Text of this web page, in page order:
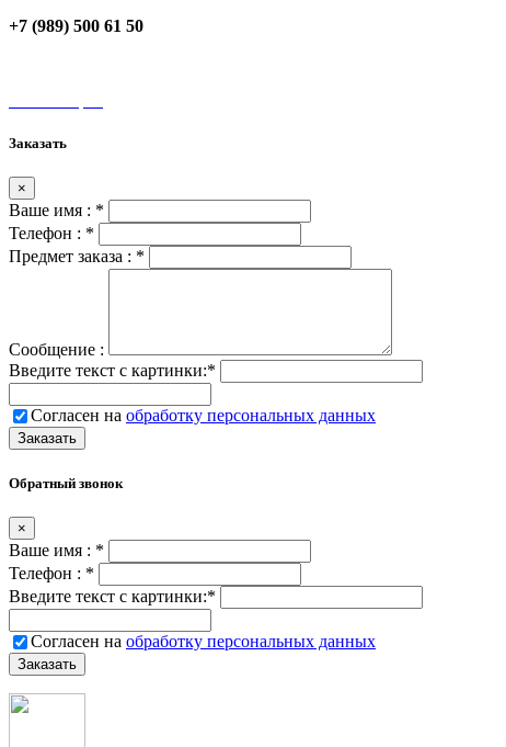
+7 (989) 500 61 50
Заказать
×
Ваше имя : *
Телефон : *
Предмет заказа : *
Сообщение :
Введите текст с картинки:*
Согласен на обработку персональных данных
Обратный звонок
×
Ваше имя : *
Телефон : *
Введите текст с картинки:*
Согласен на обработку персональных данных